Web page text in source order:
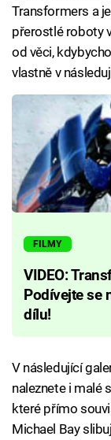
Transformers a
přerostlé roboty
od věci,
vlastně v
FILMY
VIDEO:
Podívejte se
dílu!
V následující
naleznete i malé
které přímo
Michael Bay